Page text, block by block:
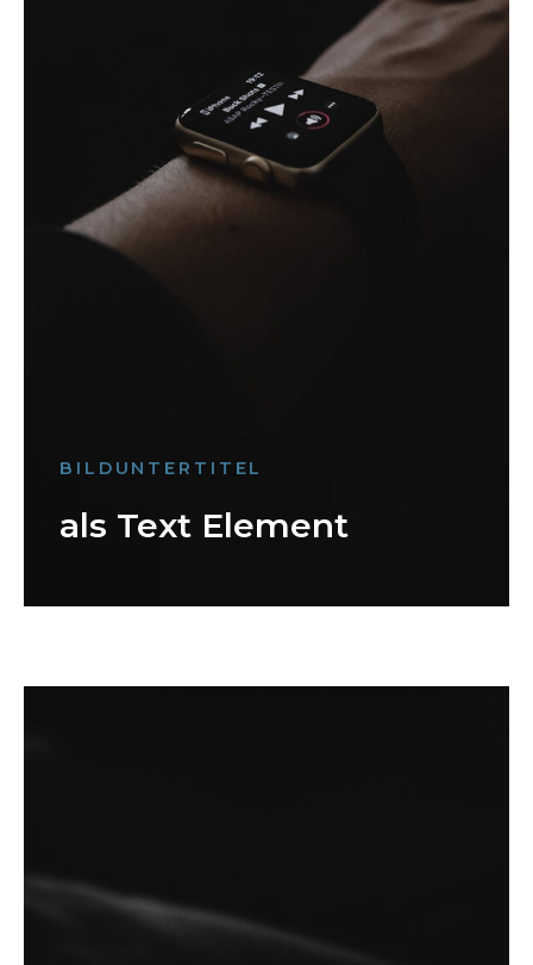
BILDUNTERTITEL
als Text Element